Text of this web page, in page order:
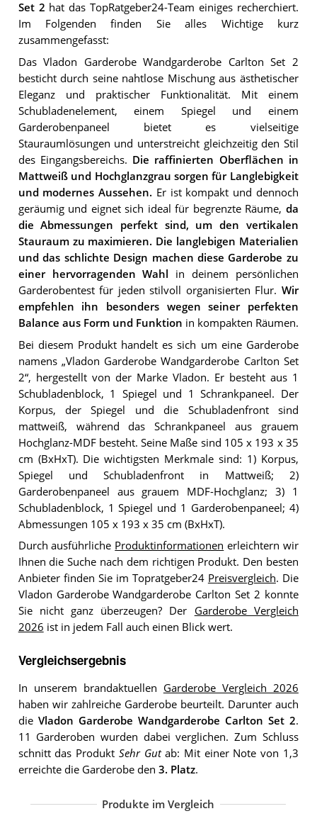
Set 2 hat das TopRatgeber24-Team einiges recherchiert.
Im Folgenden finden Sie alles Wichtige kurz
zusammengefasst:
Das Vladon Garderobe Wandgarderobe Carlton Set 2
besticht durch seine nahtlose Mischung aus ästhetischer
Eleganz und praktischer Funktionalität. Mit einem
Schubladenelement, einem Spiegel und einem
Garderobenpaneel bietet es vielseitige
Stauraumlösungen und unterstreicht gleichzeitig den Stil
des Eingangsbereichs. Die raffinierten Oberflächen in
Mattweiß und Hochglanzgrau sorgen für Langlebigkeit
und modernes Aussehen. Er ist kompakt und dennoch
geräumig und eignet sich ideal für begrenzte Räume, da
die Abmessungen perfekt sind, um den vertikalen
Stauraum zu maximieren. Die langlebigen Materialien
und das schlichte Design machen diese Garderobe zu
einer hervorragenden Wahl in deinem persönlichen
Garderobentest für jeden stilvoll organisierten Flur. Wir
empfehlen ihn besonders wegen seiner perfekten
Balance aus Form und Funktion in kompakten Räumen.
Bei diesem Produkt handelt es sich um eine Garderobe
namens „Vladon Garderobe Wandgarderobe Carlton Set
2“, hergestellt von der Marke Vladon. Er besteht aus 1
Schubladenblock, 1 Spiegel und 1 Schrankpaneel. Der
Korpus, der Spiegel und die Schubladenfront sind
mattweiß, während das Schrankpaneel aus grauem
Hochglanz-MDF besteht. Seine Maße sind 105 x 193 x 35
cm (BxHxT). Die wichtigsten Merkmale sind: 1) Korpus,
Spiegel und Schubladenfront in Mattweiß; 2)
Garderobenpaneel aus grauem MDF-Hochglanz; 3) 1
Schubladenblock, 1 Spiegel und 1 Garderobenpaneel; 4)
Abmessungen 105 x 193 x 35 cm (BxHxT).
Durch ausführliche Produktinformationen erleichtern wir
Ihnen die Suche nach dem richtigen Produkt. Den besten
Anbieter finden Sie im Topratgeber24 Preisvergleich. Die
Vladon Garderobe Wandgarderobe Carlton Set 2 konnte
Sie nicht ganz überzeugen? Der Garderobe Vergleich
2026 ist in jedem Fall auch einen Blick wert.
Vergleichsergebnis
In unserem brandaktuellen Garderobe Vergleich 2026
haben wir zahlreiche Garderobe beurteilt. Darunter auch
die Vladon Garderobe Wandgarderobe Carlton Set 2.
11 Garderoben wurden dabei verglichen. Zum Schluss
schnitt das Produkt Sehr Gutab: Mit einer Note von 1,3
erreichte die Garderobe den 3. Platz.
Produkte im Vergleich